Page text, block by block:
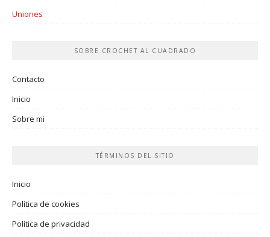
Uniones
SOBRE CROCHET AL CUADRADO
Contacto
Inicio
Sobre mi
TÉRMINOS DEL SITIO
Inicio
Política de cookies
Política de privacidad